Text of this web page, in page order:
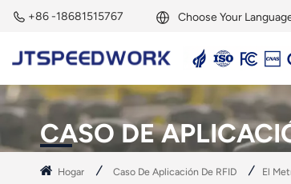
+86 -18681515767 Choose Your
English
CASO DE
Hogar Caso De Aplicación De RFID El